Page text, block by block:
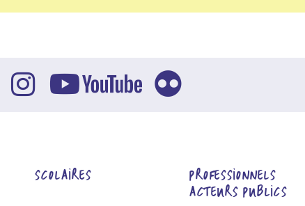
SCOLAIRES PROFESSIONNELS
ACTEURS PUBLICS